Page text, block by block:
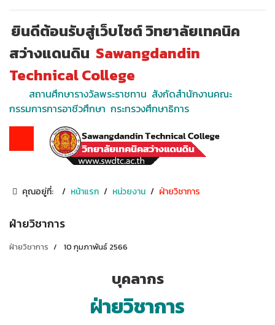
ยินดีต้อนรับสู่เว็บไซต์ วิทยาลัยเทคนิค
สว่างแดนดิน Sawangdandin
Technical College
สถานศึกษารางวัลพระราชทาน สังกัดสำนักงานคณะ
กรรมการการอาชีวศึกษา กระทรวงศึกษาธิการ
คุณอยู่ที่: หน้าแรก หน่วยงาน ฝ่ายวิชาการ
ฝ่ายวิชาการ
ฝ่ายวิชาการ 10 กุมภาพันธ์ 2566
บุคลากร
ฝ่ายวิชาการ